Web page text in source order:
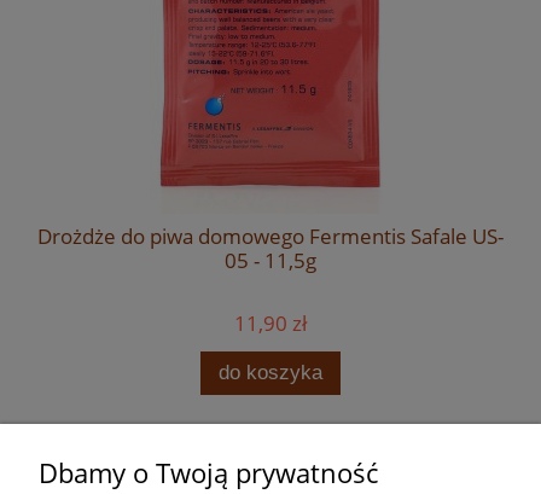
Drożdże do piwa domowego Fermentis Safale US-
05 - 11,5g
11,90 zł
do koszyka
Zakupy
Dbamy o Twoją prywatność